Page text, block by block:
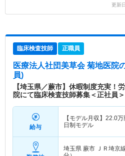
更新
臨床検査技師 正職員
医療法人社団美草会 菊地医院
員)
【埼玉県／蕨市】休暇制度充実！
院にて臨床検査技師募集＜正社員＞
給与
【モデル月収】 22.0万
日制モデル
埼玉県 蕨市 ＪＲ埼京